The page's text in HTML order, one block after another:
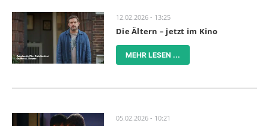
12.02.2026 - 13:25
Die Ältern – jetzt im Kino
MEHR LESEN ...
05.02.2026 - 10:21